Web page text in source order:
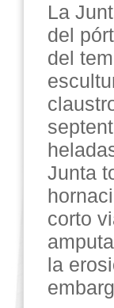
La
del
del
Junta
corto
la